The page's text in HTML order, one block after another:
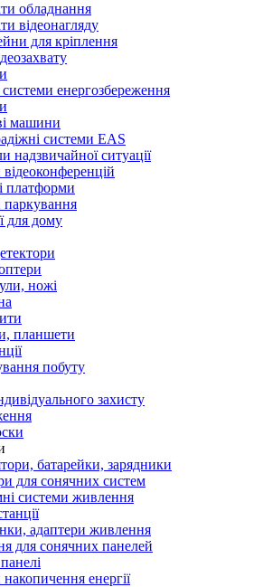
обладнання
відеонагляду
для кріплення
системи енергозбереження
машини
системи EAS
надзвичайної ситуації
платформи
для дому
ножі
планшети
побуту
захисту
батарейки, зарядники
для сонячних систем
системи живлення
адаптери живлення
для сонячних панелей
енергії